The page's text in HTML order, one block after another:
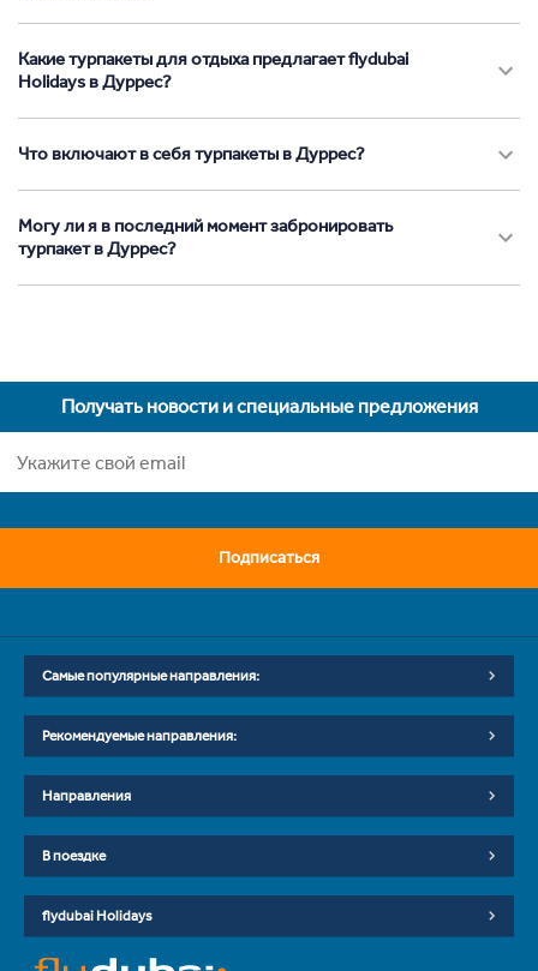
Какие турпакеты для отдыха предлагает flydubai
Holidays в Дуррес?
Что включают в себя турпакеты в Дуррес?
Могу ли я в последний момент забронировать
турпакет в Дуррес?
Получать новости и специальные предложения
Подписаться
Самые популярные направления:
Рекомендуемые направления:
Направления
В поездке
flydubai Holidays